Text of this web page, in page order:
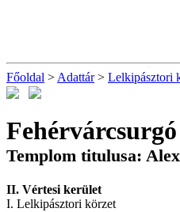
Főoldal > Adattár> Lelkipásztori
Templom titulusa:
II. Vértesi kerület
I. Lelkipásztori körzet